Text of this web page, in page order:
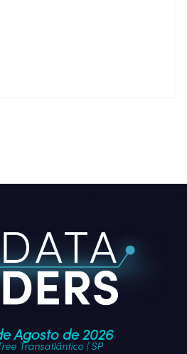
Agosto de 2026
Transatlântico | SP